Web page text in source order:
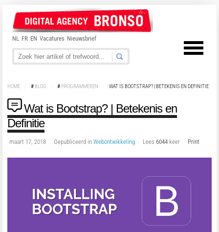
NL FR EN Vacatures Nieuwsbrief
HOME # BLOG # PROGRAMMEREN WAT IS BOOTSTRAP? | BETEKENIS EN DEFINITIE
Wat is Bootstrap? | Betekenis en
Definitie
maart 17, 2018 Gepubliceerd in Webontwikkeling Lees 6044 keer Print